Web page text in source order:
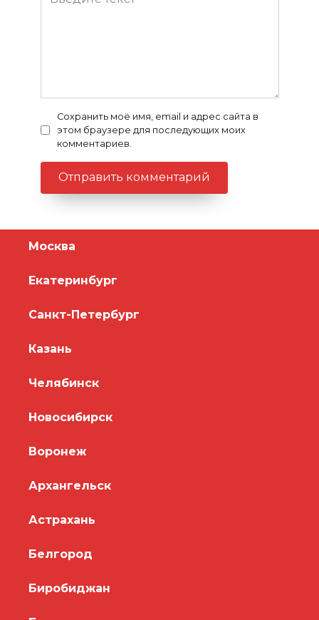
Сохранить моё имя, email и адрес сайта в
этом браузере для последующих моих
комментариев.
Москва
Екатеринбург
Санкт-Петербург
Казань
Челябинск
Новосибирск
Воронеж
Архангельск
Астрахань
Белгород
Биробиджан